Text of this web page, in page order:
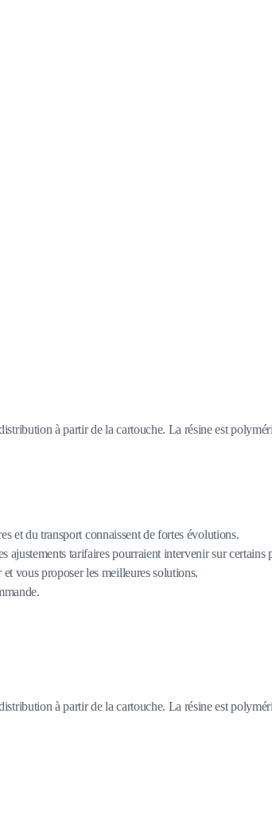
à partir de la cartouche. La résine est
et du transport connaissent de fortes évolutions.
tarifaires pourraient intervenir sur certains
vous proposer les meilleures solutions.
à partir de la cartouche. La résine est